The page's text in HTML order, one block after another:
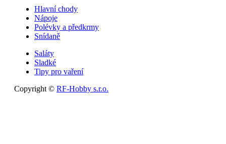
Hlavní chody
Nápoje
Polévky a předkrmy
Snídaně
Saláty
Sladké
Tipy pro vaření
Copyright © RF-Hobby s.r.o.